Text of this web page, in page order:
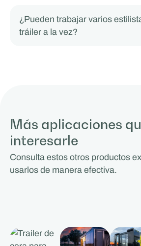
¿Pueden trabajar varios
tráiler a la vez?
Más aplicaciones
interesarle
Consulta estos otros productos
usarlos de manera efectiva.